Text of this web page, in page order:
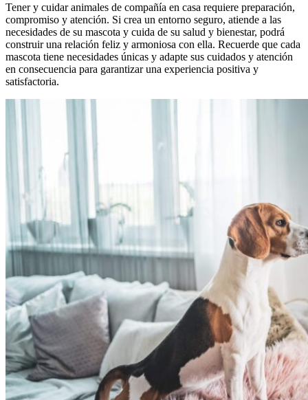
Tener y cuidar animales de compañía en casa requiere preparación,
compromiso y atención. Si crea un entorno seguro, atiende a las
necesidades de su mascota y cuida de su salud y bienestar, podrá
construir una relación feliz y armoniosa con ella. Recuerde que cada
mascota tiene necesidades únicas y adapte sus cuidados y atención
en consecuencia para garantizar una experiencia positiva y
satisfactoria.